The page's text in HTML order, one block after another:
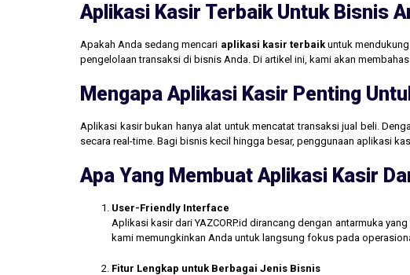
Aplikasi Kasir Terbaik Untuk Bisnis
Apakah Anda sedang mencari aplikasi kasir terbaikuntuk
pengelolaan transaksi di bisnis Anda. Di artikel ini, kami akan
Mengapa Aplikasi Kasir Penting
Aplikasi kasir bukan hanya alat untuk mencatat transaksi jual beli.
secara real-time. Bagi bisnis kecil hingga besar, penggunaan aplikasi
Apa Yang Membuat Aplikasi Kasir
User-Friendly Interface
Aplikasi kasir dari YAZCORP.id dirancang dengan antarmuka
kami memungkinkan Anda untuk langsung fokus pada
Fitur Lengkap untuk Berbagai Jenis Bisnis